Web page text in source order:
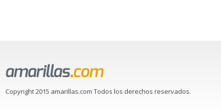
Copyright 2015 amarillas.com Todos los derechos reservados.